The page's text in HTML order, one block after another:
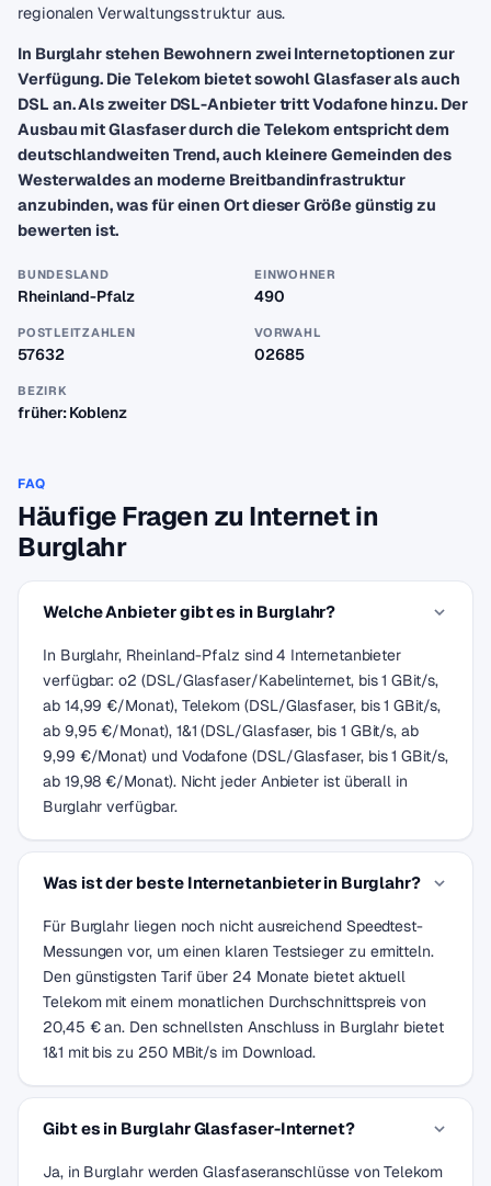
regionalen Verwaltungsstruktur aus.
In Burglahr stehen Bewohnern zwei Internetoptionen zur
Verfügung. Die Telekom bietet sowohl Glasfaser als auch
DSL an. Als zweiter DSL-Anbieter tritt Vodafone hinzu. Der
Ausbau mit Glasfaser durch die Telekom entspricht dem
deutschlandweiten Trend, auch kleinere Gemeinden des
Westerwaldes an moderne Breitbandinfrastruktur
anzubinden, was für einen Ort dieser Größe günstig zu
bewerten ist.
BUNDESLAND
Rheinland-Pfalz
EINWOHNER
490
POSTLEITZAHLEN
57632
VORWAHL
02685
BEZIRK
früher: Koblenz
FAQ
Häufige Fragen zu Internet in
Burglahr
Welche Anbieter gibt es in Burglahr?
In Burglahr, Rheinland-Pfalz sind 4 Internetanbieter
verfügbar: o2 (DSL/Glasfaser/Kabelinternet, bis 1 GBit/s,
ab 14,99 €/Monat), Telekom (DSL/Glasfaser, bis 1 GBit/s,
ab 9,95 €/Monat), 1&1 (DSL/Glasfaser, bis 1 GBit/s, ab
9,99 €/Monat) und Vodafone (DSL/Glasfaser, bis 1 GBit/s,
ab 19,98 €/Monat). Nicht jeder Anbieter ist überall in
Burglahr verfügbar.
Was ist der beste Internetanbieter in Burglahr?
Für Burglahr liegen noch nicht ausreichend Speedtest-
Messungen vor, um einen klaren Testsieger zu ermitteln.
Den günstigsten Tarif über 24 Monate bietet aktuell
Telekom mit einem monatlichen Durchschnittspreis von
20,45 € an. Den schnellsten Anschluss in Burglahr bietet
1&1 mit bis zu 250 MBit/s im Download.
Gibt es in Burglahr Glasfaser-Internet?
Ja, in Burglahr werden Glasfaseranschlüsse von Telekom